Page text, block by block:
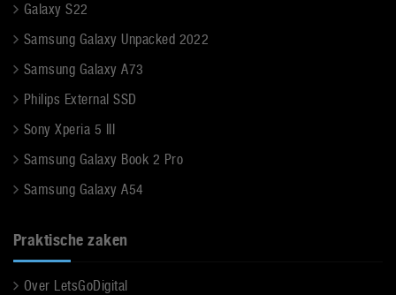
Galaxy S22
Samsung Galaxy Unpacked 2022
Samsung Galaxy A73
Philips External SSD
Sony Xperia 5 III
Samsung Galaxy Book 2 Pro
Samsung Galaxy A54
Praktische zaken
Over LetsGoDigital